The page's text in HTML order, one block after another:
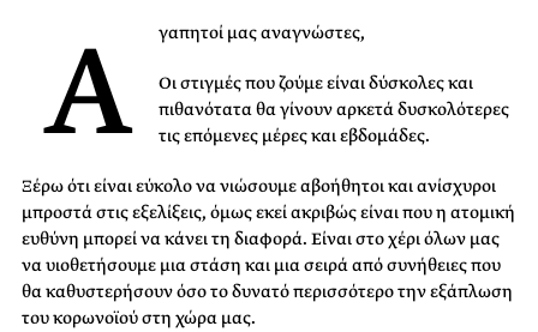
Α γαπητοί μας αναγνώστες,
Οι στιγμές που ζούμε είναι δύσκολες και
πιθανότατα θα γίνουν αρκετά δυσκολότερες
τις επόμενες μέρες και εβδομάδες.
Ξέρω ότι είναι εύκολο να νιώσουμε αβοήθητοι και ανίσχυροι
μπροστά στις εξελίξεις, όμως εκεί ακριβώς είναι που η ατομική
ευθύνη μπορεί να κάνει τη διαφορά. Είναι στο χέρι όλων μας
να υιοθετήσουμε μια στάση και μια σειρά από συνήθειες που
θα καθυστερήσουν όσο το δυνατό περισσότερο την εξάπλωση
του κορωνοϊού στη χώρα μας.